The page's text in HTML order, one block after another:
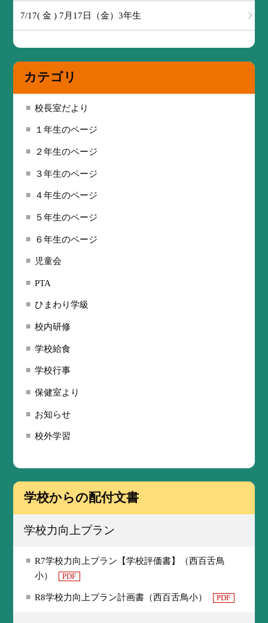
7/17( 金 ) 7月17日（金）3年生
カテゴリ
校長室だより
１年生のページ
２年生のページ
３年生のページ
４年生のページ
５年生のページ
６年生のページ
児童会
PTA
ひまわり学級
校内研修
学校給食
学校行事
保健室より
お知らせ
校外学習
学校からの配付文書
学校力向上プラン
R7学校力向上プラン【学校評価書】（西百舌鳥
小）
PDF
R8学校力向上プラン計画書（西百舌鳥小） PDF